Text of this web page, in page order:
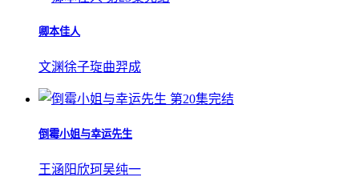
卿本佳人
文渊徐子琁曲羿成
第20集完结
倒霉小姐与幸运先生
王涵 阳欣珂吴纯一